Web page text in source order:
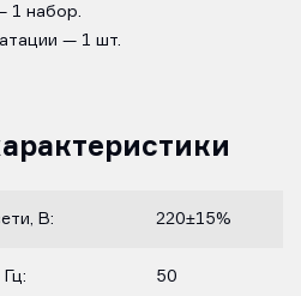
1 набор.
— 1 шт.
В: 220±15%
50